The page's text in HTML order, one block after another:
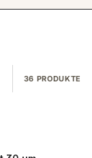
36 PRODUKTE